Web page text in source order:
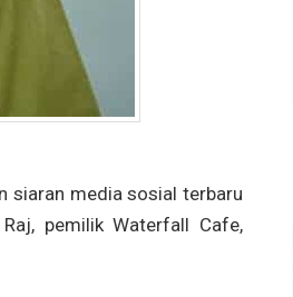
siaran media sosial terbaru
pemilik Waterfall Cafe,